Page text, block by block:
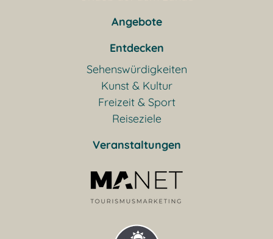
Angebote
Entdecken
Sehenswürdigkeiten
Kunst & Kultur
Freizeit & Sport
Reiseziele
Veranstaltungen